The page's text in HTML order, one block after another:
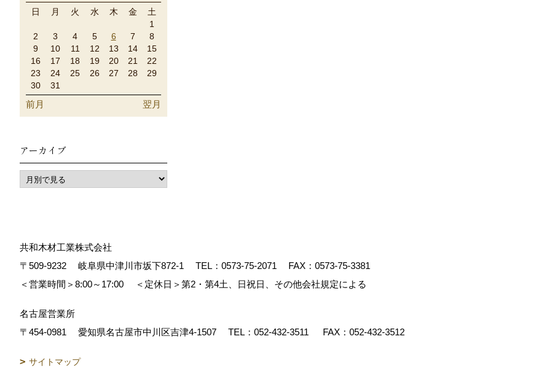
日 月 火 水 木 金
土
1
2
3 4 5 6 7
8
9
10 11 12 13 14
15
16
17 18 19 20 21
22
23
24 25 26 27 28
29
30
31
前月 翌月
アーカイブ
共和木材工業株式会社
〒509-9232
岐阜県中津川市坂下872‐1 TEL： 0573-75-2071
FAX：0573-75-3381
＜営業時間＞8:00～17:00
＜定休日＞第2・第4土、日祝日、その他会社規定による
名古屋営業所
〒454-0981
愛知県名古屋市中川区吉津4-1507 TEL： 052-432-3511 FAX：052-432-3512
サイトマップ